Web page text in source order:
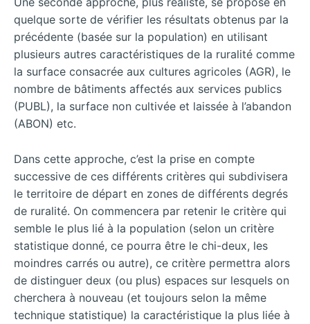
quelque sorte de vérifier les résultats obtenus par la
précédente (basée sur la population) en utilisant
plusieurs autres caractéristiques de la ruralité comme
la surface consacrée aux cultures agricoles (AGR), le
nombre de bâtiments affectés aux services publics
(PUBL), la surface non cultivée et laissée à l’abandon
(ABON) etc.
Dans cette approche, c’est la prise en compte
successive de ces différents critères qui subdivisera
le territoire de départ en zones de différents degrés
de ruralité. On commencera par retenir le critère qui
semble le plus lié à la population (selon un critère
statistique donné, ce pourra être le chi-deux, les
moindres carrés ou autre), ce critère permettra alors
de distinguer deux (ou plus) espaces sur lesquels on
cherchera à nouveau (et toujours selon la même
technique statistique) la caractéristique la plus liée à